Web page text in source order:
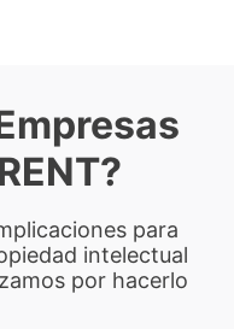
para
intelectual
por hacerlo